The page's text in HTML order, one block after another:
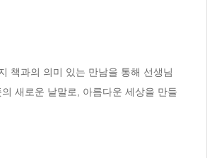
책과의 의미 있는 만남을 통해 선생님
새로운 낱말로, 아름다운 세상을 만들